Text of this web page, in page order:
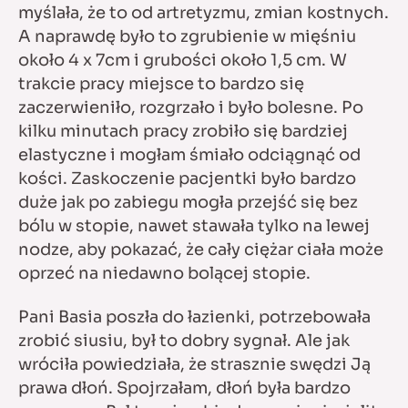
myślała, że to od artretyzmu, zmian kostnych.
A naprawdę było to zgrubienie w mięśniu
około 4 x 7cm i grubości około 1,5 cm. W
trakcie pracy miejsce to bardzo się
zaczerwieniło, rozgrzało i było bolesne. Po
kilku minutach pracy zrobiło się bardziej
elastyczne i mogłam śmiało odciągnąć od
kości. Zaskoczenie pacjentki było bardzo
duże jak po zabiegu mogła przejść się bez
bólu w stopie, nawet stawała tylko na lewej
nodze, aby pokazać, że cały ciężar ciała może
oprzeć na niedawno bolącej stopie.
Pani Basia poszła do łazienki, potrzebowała
zrobić siusiu, był to dobry sygnał. Ale jak
wróciła powiedziała, że strasznie swędzi Ją
prawa dłoń. Spojrzałam, dłoń była bardzo